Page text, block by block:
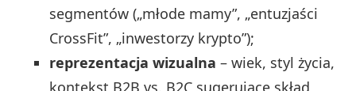
segmentów („młode mamy”, „entuzjaści
CrossFit”, „inwestorzy krypto”);
reprezentacja wizualna – wiek, styl życia,
kontekst B2B vs. B2C sugerujące skład